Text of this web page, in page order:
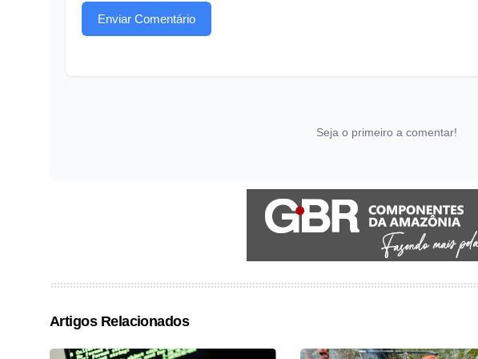
Enviar Comentário
Seja o primeiro a comentar!
Artigos Relacionados